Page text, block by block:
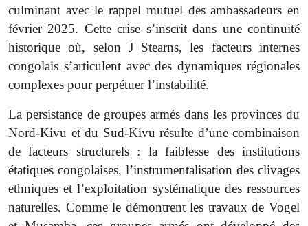
culminant avec le rappel mutuel des ambassadeurs en
février 2025. Cette crise s’inscrit dans une continuité
historique où, selon J Stearns, les facteurs internes
congolais s’articulent avec des dynamiques régionales
complexes pour perpétuer l’instabilité.
La persistance de groupes armés dans les provinces du
Nord-Kivu et du Sud-Kivu résulte d’une combinaison
de facteurs structurels : la faiblesse des institutions
étatiques congolaises, l’instrumentalisation des clivages
ethniques et l’exploitation systématique des ressources
naturelles. Comme le démontrent les travaux de Vogel